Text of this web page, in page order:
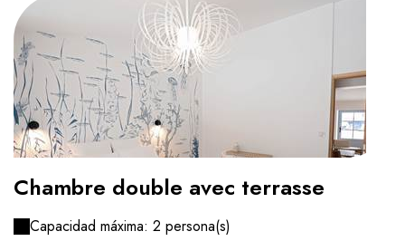
Chambre double avec terrasse
Capacidad máxima: 2 persona(s)